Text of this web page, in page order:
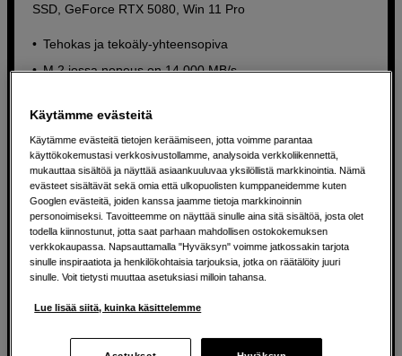
SSD, GeForce RTX 5080, Win 11 Pro
Tehokas ja tekoäly-yhteensopiva
M.2 jossa nopeus on 14 000 MB/s
3 890 EUR 3 990 EUR
Käytämme evästeitä
Käytämme evästeitä tietojen keräämiseen, jotta voimme parantaa
käyttökokemustasi verkkosivustollamme, analysoida verkkoliikennettä,
mukauttaa sisältöä ja näyttää asiaankuuluvaa yksilöllistä markkinointia. Nämä
evästeet sisältävät sekä omia että ulkopuolisten kumppaneidemme kuten
Googlen evästeitä, joiden kanssa jaamme tietoja markkinoinnin
personoimiseksi. Tavoitteemme on näyttää sinulle aina sitä sisältöä, josta olet
todella kiinnostunut, jotta saat parhaan mahdollisen ostokokemuksen
verkkokaupassa. Napsauttamalla "Hyväksyn" voimme jatkossakin tarjota
sinulle inspiraatiota ja henkilökohtaisia tarjouksia, jotka on räätälöity juuri
sinulle. Voit tietysti muuttaa asetuksiasi milloin tahansa.
Lue lisää siitä, kuinka käsittelemme